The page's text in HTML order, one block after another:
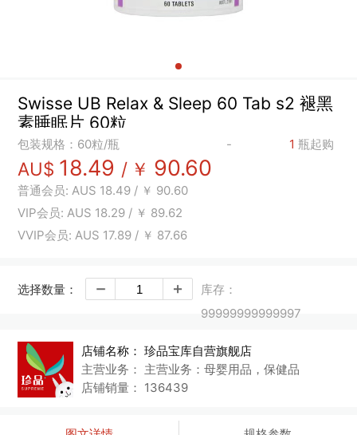
Swisse UB Relax & Sleep 60 Tab s2 褪黑
素睡眠片 60粒
包装规格：60粒/瓶 - 1 瓶起购
AU$ 18.49 / ￥ 90.60
普通会员:AUS 18.49 / ￥ 90.60
VIP会员:AUS 18.29 / ￥ 89.62
VVIP会员:AUS 17.89 / ￥ 87.66
选择数量：
库存：
99999999999997
店铺名称： 珍品宝库自营旗舰店
主营业务： 主营业务：母婴用品，保健品
店铺销量： 136439